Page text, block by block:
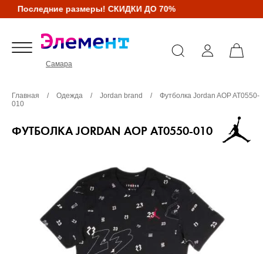
Последние размеры! СКИДКИ ДО 70%
Самара
Главная / Одежда / Jordan brand /
Футболка Jordan AOP AT0550-
010
ФУТБОЛКА JORDAN AOP AT0550-010